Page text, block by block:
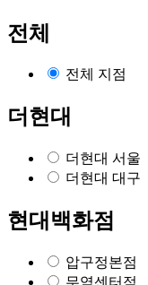
전체
전체 지점
더현대
더현대 서울
더현대 대구
현대백화점
압구정본점
무역센터점